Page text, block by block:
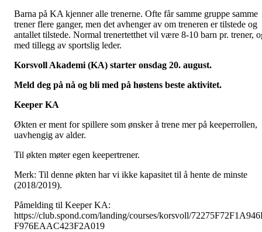
Barna på KA kjenner alle trenerne. Ofte får samme gruppe samme
trener flere ganger, men det avhenger av om treneren er tilstede og
antallet tilstede. Normal trenertetthet vil være 8-10 barn pr. trener,
med tillegg av sportslig leder.
Korsvoll Akademi (KA) starter onsdag 20. august.
Meld deg på nå og bli med på høstens beste aktivitet.
Keeper KA
Økten er ment for spillere som ønsker å trene mer på keeperrollen,
uavhengig av alder.
Til økten møter egen keepertrener.
Merk: Til denne økten har vi ikke kapasitet til å hente de minste
(2018/2019).
Påmelding til Keeper KA:
https://club.spond.com/landing/courses/korsvoll/
F976EAAC423F2A019